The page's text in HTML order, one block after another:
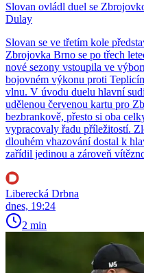
Slovan ovládl duel se
Dulay
Slovan se ve třetím kole
Zbrojovka Brno se po třech
nové sezony vstoupila ve
bojovném výkonu proti
vlnu. V úvodu duelu hlavní
udělenou červenou kartu pro
bezbrankově, přesto si oba
vypracovaly řadu příležitostí.
dlouhém vhazování dostal k
zařídil jedinou a zároveň
Liberecká Drbna
dnes, 19:24
2 min